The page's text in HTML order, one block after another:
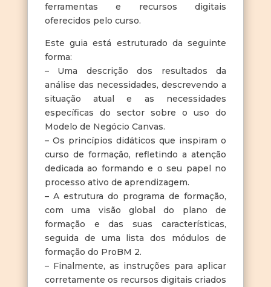
ferramentas e recursos digitais
oferecidos pelo curso.
Este guia está estruturado da seguinte
forma:
– Uma descrição dos resultados da
análise das necessidades, descrevendo a
situação atual e as necessidades
específicas do sector sobre o uso do
Modelo de Negócio Canvas.
– Os princípios didáticos que inspiram o
curso de formação, refletindo a atenção
dedicada ao formando e o seu papel no
processo ativo de aprendizagem.
– A estrutura do programa de formação,
com uma visão global do plano de
formação e das suas características,
seguida de uma lista dos módulos de
formação do ProBM 2.
– Finalmente, as instruções para aplicar
corretamente os recursos digitais criados